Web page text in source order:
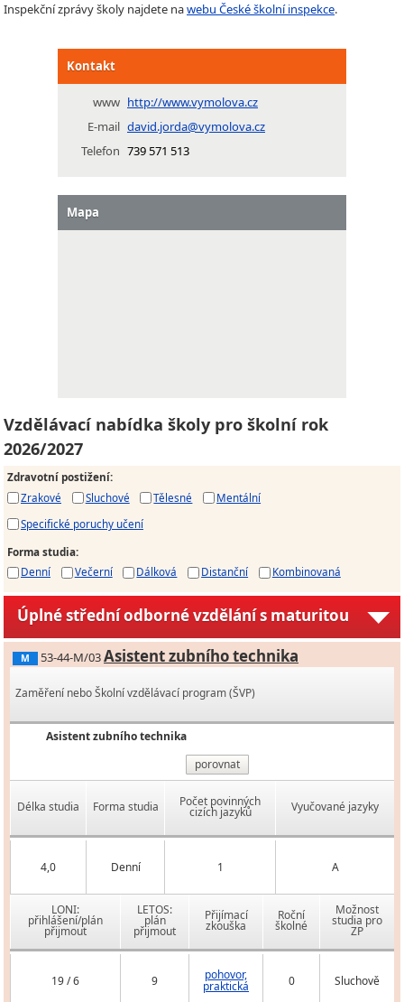
Inspekční zprávy školy najdete nawebu České školní inspekce.
Kontakt
www http://www.vymolova.cz
E-mail david.jorda@vymolova.cz
Telefon 739 571 513
Mapa
Vzdělávací nabídka školy pro školní rok
2026/2027
Zdravotní postižení:
Zrakové
Sluchové Tělesné
Mentální
Specifické poruchy učení
Forma studia:
Denní
Večerní Dálková Distanční Kombinovaná
Úplné střední odborné vzdělání s maturitou
M 53-44-M/03Asistent zubního technika
Zaměření nebo Školní vzdělávací program (ŠVP)
Asistent zubního technika
porovnat
Délka studia Forma studia Počet povinných
cizích jazyků Vyučované jazyky
4,0 Denní 1 A
LONI:
přihlášení/plán
přijmout
LETOS:
plán
přijmout
Přijímací
zkouška
Roční
školné
Možnost
studia pro
ZP
19 / 6 9 pohovor,
praktická 0 Sluchově